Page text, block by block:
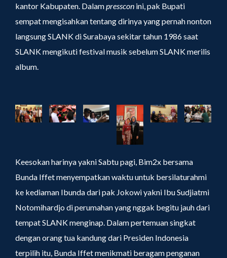
kantor Kabupaten. Dalampresscon ini, pak Bupati
sempat mengisahkan tentang dirinya yang pernah nonton
langsung SLANK di Surabaya sekitar tahun 1986 saat
SLANK mengikuti festival musik sebelum SLANK merilis
album.
Keesokan harinya yakni Sabtu pagi, Bim2x bersama
Bunda Iffet menyempatkan waktu untuk bersilaturahmi
ke kediaman Ibunda dari pak Jokowi yakni Ibu Sudjiatmi
Notomihardjo di perumahan yang nggak begitu jauh dari
tempat SLANK menginap. Dalam pertemuan singkat
dengan orang tua kandung dari Presiden Indonesia
terpilih itu, Bunda Iffet menikmati beragam penganan